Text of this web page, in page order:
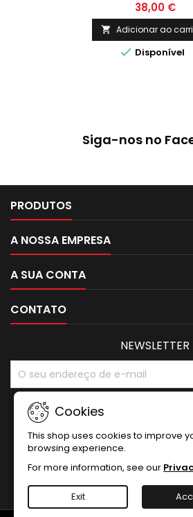
38,00 €
 Adicionar ao
 Disponível
Siga-nos no
PRODUTOS
A NOSSA EMPRESA
A SUA CONTA
CONTATO
Cookies
This shop uses cookies to improve
browsing experience.
For more information, see our
Exit
NEWSLETTER